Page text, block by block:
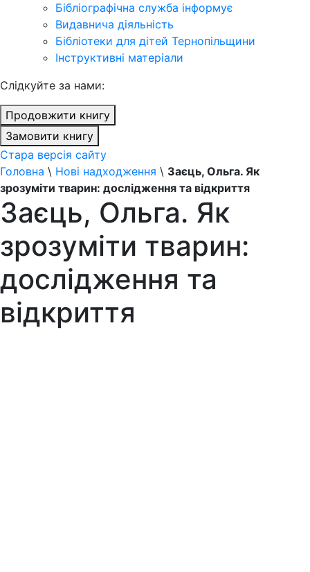
Бібліографічна служба інформує
Видавнича діяльність
Бібліотеки для дітей Тернопільщини
Інструктивні матеріали
Cлідкуйте за нами:
Продовжити книгу
Замовити книгу
Стара версія сайту
Головна \ Нові надходження \ Заєць, Ольга. Як
зрозуміти тварин: дослідження та відкриття
Заєць, Ольга. Як
зрозуміти тварин:
дослідження та
відкриття